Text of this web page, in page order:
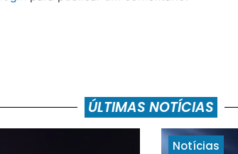
ÚLTIMAS NOTÍCIAS
Notícias